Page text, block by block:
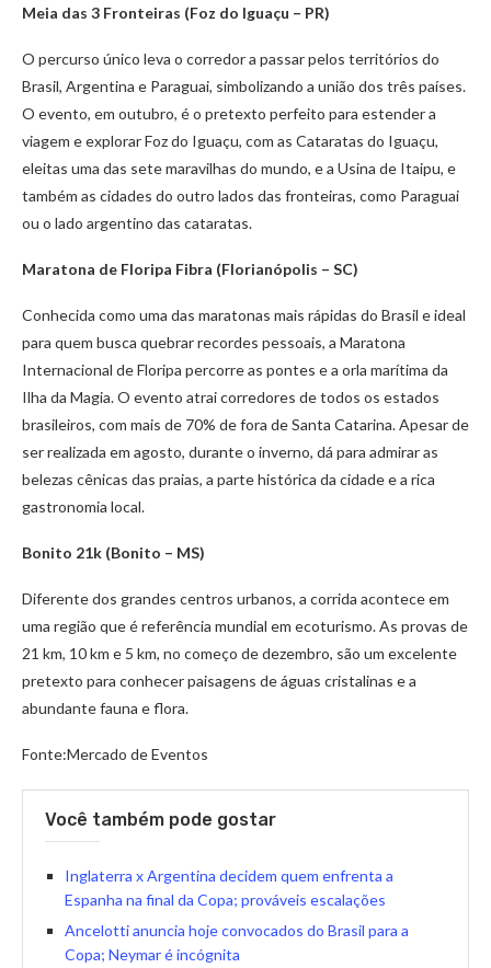
Meia das 3 Fronteiras (Foz do Iguaçu – PR)
O percurso único leva o corredor a passar pelos territórios do
Brasil, Argentina e Paraguai, simbolizando a união dos três países.
O evento, em outubro, é o pretexto perfeito para estender a
viagem e explorar Foz do Iguaçu, com as Cataratas do Iguaçu,
eleitas uma das sete maravilhas do mundo, e a Usina de Itaipu, e
também as cidades do outro lados das fronteiras, como Paraguai
ou o lado argentino das cataratas.
Maratona de Floripa Fibra (Florianópolis – SC)
Conhecida como uma das maratonas mais rápidas do Brasil e ideal
para quem busca quebrar recordes pessoais, a Maratona
Internacional de Floripa percorre as pontes e a orla marítima da
Ilha da Magia. O evento atrai corredores de todos os estados
brasileiros, com mais de 70% de fora de Santa Catarina. Apesar de
ser realizada em agosto, durante o inverno, dá para admirar as
belezas cênicas das praias, a parte histórica da cidade e a rica
gastronomia local.
Bonito 21k (Bonito – MS)
Diferente dos grandes centros urbanos, a corrida acontece em
uma região que é referência mundial em ecoturismo. As provas de
21 km, 10 km e 5 km, no começo de dezembro, são um excelente
pretexto para conhecer paisagens de águas cristalinas e a
abundante fauna e flora.
Fonte:Mercado de Eventos
Você também pode gostar
Inglaterra x Argentina decidem quem enfrenta a
Espanha na final da Copa; prováveis escalações
Ancelotti anuncia hoje convocados do Brasil para a
Copa; Neymar é incógnita